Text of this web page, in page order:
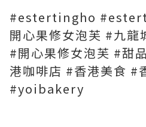
#estertingho
開心果修女泡芙 #九
#開心果修女泡芙 #甜
港咖啡店 #香港美食 #
#yoibakery